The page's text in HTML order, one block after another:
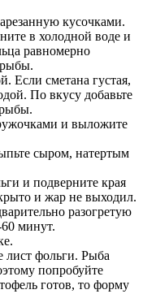
кусочками.
в холодной воде и
равномерно
рыбы.
Если сметана густая,
По вкусу добавьте
и выложите
сыром, натертым
и подверните края
и жар не выходил.
разогретую
минут.
лист фольги. Рыба
попробуйте
готов, то форму